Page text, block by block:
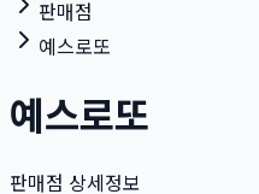
판매점
예스로또
예스로또
판매점 상세정보